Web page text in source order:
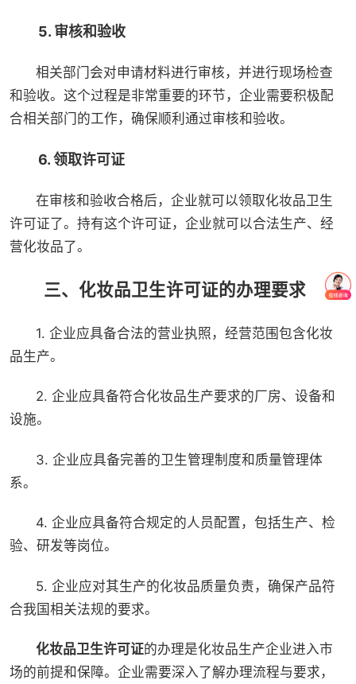
5. 审核和验收
相关部门会对申请材料进行审核，并进行现场检查
和验收。这个过程是非常重要的环节，企业需要积极配
合相关部门的工作，确保顺利通过审核和验收。
6. 领取许可证
在审核和验收合格后，企业就可以领取化妆品卫生
许可证了。持有这个许可证，企业就可以合法生产、经
营化妆品了。
三、化妆品卫生许可证的办理要求
1. 企业应具备合法的营业执照，经营范围包含化妆
品生产。
2. 企业应具备符合化妆品生产要求的厂房、设备和
设施。
3. 企业应具备完善的卫生管理制度和质量管理体
系。
4. 企业应具备符合规定的人员配置，包括生产、检
验、研发等岗位。
5. 企业应对其生产的化妆品质量负责，确保产品符
合我国相关法规的要求。
化妆品卫生许可证的办理是化妆品生产企业进入市
场的前提和保障。企业需要深入了解办理流程与要求，